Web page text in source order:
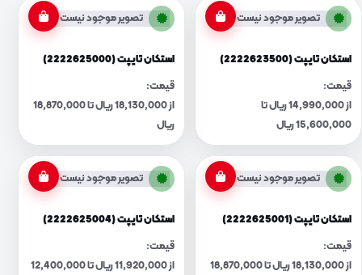
تصویر موجود نیست
استکان تایپت (2222623500)
قیمت:
از 14,990,000 ریال تا
15,600,000 ریال
تصویر موجود نیست
استکان تایپت (2222625000)
قیمت:
از 18,130,000 ریال تا 18,870,000
ریال
تصویر موجود نیست
استکان تایپت (2222625001)
قیمت:
از 18,130,000 ریال تا 18,870,000
تصویر موجود نیست
استکان تایپت (2222625004)
قیمت:
از 11,920,000 ریال تا 12,400,000